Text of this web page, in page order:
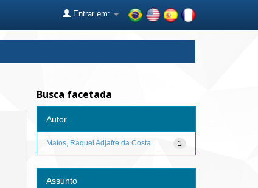
Entrar em:
Busca facetada
Autor
1
Matos, Raquel Adjafre da Costa
Assunto